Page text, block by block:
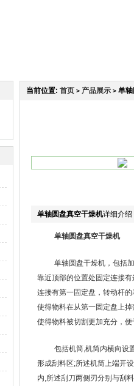
当前位置: 首页 > 产品展示 > 单
单轴圆盘真空干燥机详细介绍
单轴圆盘真空干燥机
单轴圆盘干燥机，包括
靠近顶部的位置处固定连接
连接有第一固定盘，转动杆
使得物料在从第一固定盘上
使得物料被切割更加充分，
包括机筒,机筒内横向设
形成刮料区;所述机筒上端开
内,所述刮刀两侧刃分别与刮